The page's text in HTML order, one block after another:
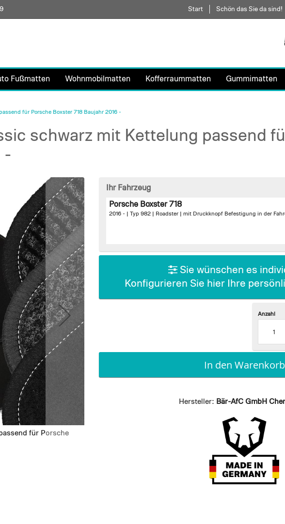
Direkt
zum
Start Schön das Sie da sind!
Fußmatten Wohnmobilmatten Kofferraummatten Gummimatten
für Porsche Boxster 718 Baujahr 2016 -
schwarz mit Kettelung passend
-
für Porsche
Ansicht von unten
Ihr Fahrzeug
Porsche Boxster 718
2016 - | Typ 982 | Roadster | mit Druckknopf Befestigung in der
Sie wünschen es
Konfigurieren Sie hier Ihre
Anzahl
In den Warenkorb
Hersteller: Bär-AfC GmbH